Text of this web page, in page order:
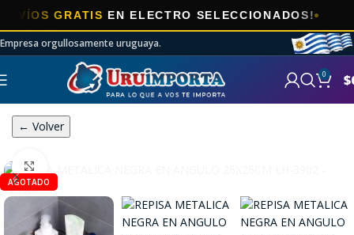
GRATISEN ELECTRO SELECCIONADOS!
Empresa orgullosamente uruguaya.
0 $
← Volver
AGOTADO